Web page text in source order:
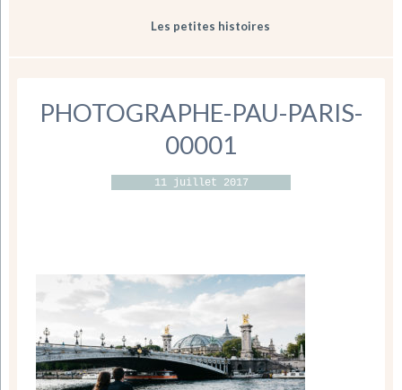
Les petites histoires
PHOTOGRAPHE-PAU-PARIS-
00001
11 juillet 2017